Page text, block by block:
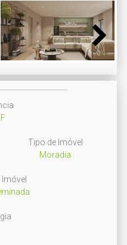
Next
Tipo de Imóvel
Moradia